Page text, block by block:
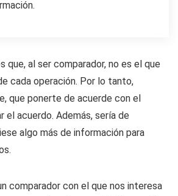
que, al ser comparador, no es el que
cada operación. Por lo tanto,
que ponerte de acuerde con el
el acuerdo. Además, sería de
algo más de información para
comparador con el que nos interesa